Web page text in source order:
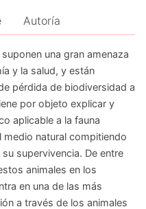
Autoría
una gran amenaza
y la salud, y están
pérdida de biodiversidad a
por objeto explicar y
aplicable a la fauna
natural compitiendo
supervivencia. De entre
animales en los
en una de las más
a través de los animales